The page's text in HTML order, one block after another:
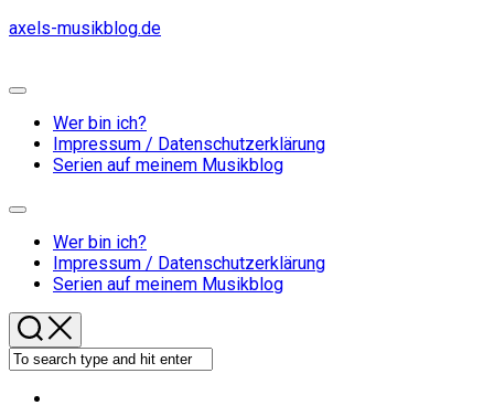
Skip
axels-musikblog.de
Expand
Wer bin ich?
Impressum / Datenschutzerklärung
Serien auf meinem Musikblog
Expand
Wer bin ich?
Impressum / Datenschutzerklärung
Serien auf meinem Musikblog